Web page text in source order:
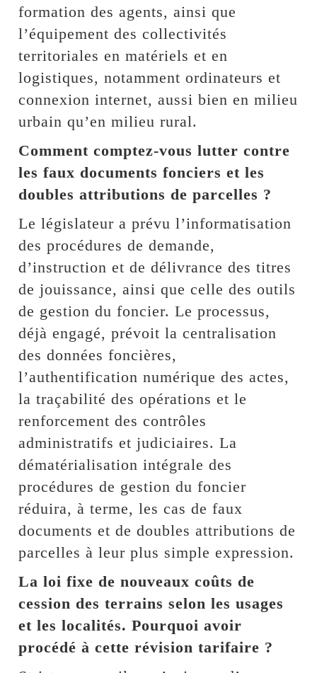
formation des agents, ainsi que
l’équipement des collectivités
territoriales en matériels et en
logistiques, notamment ordinateurs et
connexion internet, aussi bien en milieu
urbain qu’en milieu rural.
Comment comptez-vous lutter contre
les faux documents fonciers et les
doubles attributions de parcelles ?
Le législateur a prévu l’informatisation
des procédures de demande,
d’instruction et de délivrance des titres
de jouissance, ainsi que celle des outils
de gestion du foncier. Le processus,
déjà engagé, prévoit la centralisation
des données foncières,
l’authentification numérique des actes,
la traçabilité des opérations et le
renforcement des contrôles
administratifs et judiciaires. La
dématérialisation intégrale des
procédures de gestion du foncier
réduira, à terme, les cas de faux
documents et de doubles attributions de
parcelles à leur plus simple expression.
La loi fixe de nouveaux coûts de
cession des terrains selon les usages
et les localités. Pourquoi avoir
procédé à cette révision tarifaire ?